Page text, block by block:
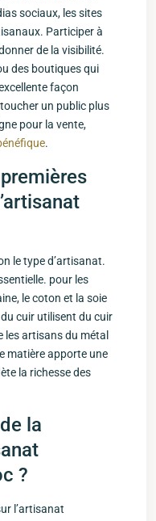
sociaux, les sites
Participer à
de la visibilité.⁣
des boutiques qui
façon
un⁢ public plus
pour la vente,
.
le type d’artisanat.
pour ​les
le coton et la soie
cuir utilisent du cuir
les ⁣artisans du métal
matière apporte une
la richesse ​des‍
la
?
l’artisanat